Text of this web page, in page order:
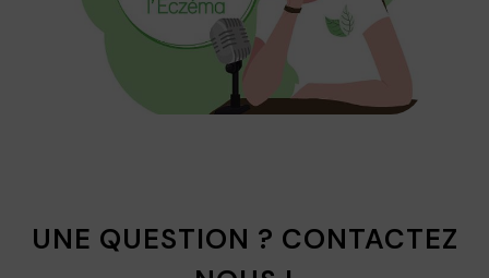
UNE QUESTION ? CONTACTEZ